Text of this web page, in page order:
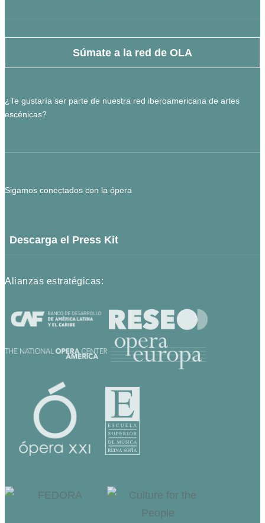
Súmate a la red de OLA
¿Te gustaría ser parte de nuestra red iberoamericana de artes
escénicas?
Sigamos conectados con la ópera
Descarga el Press Kit
Alianzas estratégicas: